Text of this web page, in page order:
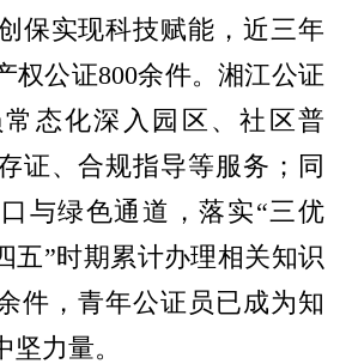
保实现科技赋能，近三年
权公证800余件。湘江公证
态化深入园区、社区普
证、合规指导等服务；同
与绿色通道，落实“三优
五”时期累计办理相关知识
件，青年公证员已成为知
力量。